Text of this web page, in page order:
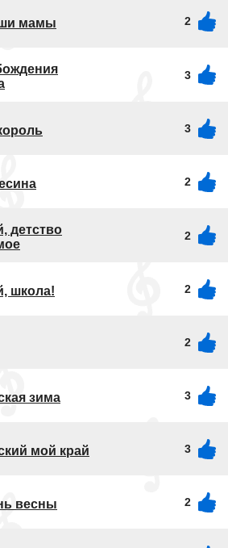
мамы 2
3
3
2
детство
2
школа! 2
2
зима 3
мой край 3
весны 2